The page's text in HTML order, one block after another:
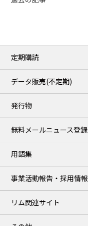
定期購読
データ販売(不定期)
発行物
無料メールニュース登録
用語集
事業活動報告・採用情報
リム関連サイト